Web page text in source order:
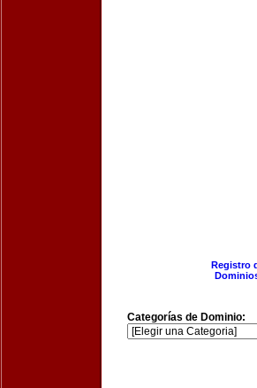
Registro
Categorías de Dominio: